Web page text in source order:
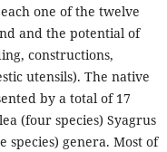
one of the twelve
and the potential of
constructions,
utensils). The native
by a total of 17
(four species) Syagrus
species) genera. Most of